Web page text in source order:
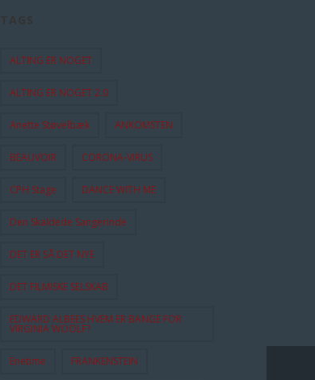
ALTING ER NOGET
ALTING ER NOGET 2.0
Anette Støvelbæk ANKOMSTEN
BEAUVOIR CORONA-VIRUS
CPH Stage DANCE WITH ME
Den Skaldede Sangerinde
DET ER SÅ DET NYE
DET FILMISKE SELSKAB
EDWARD ALBEES HVEM ER BANGE FOR
VIRGINIA WOOLF?
Enetime FRANKENSTEIN